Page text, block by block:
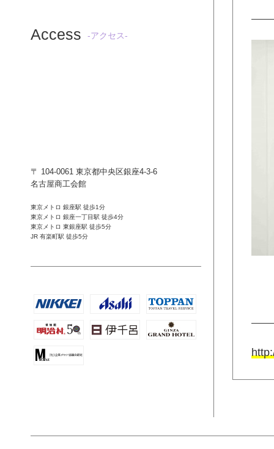
Access -アクセス-
〒 104-0061 東京都中央区銀座4-3-6
名古屋商工会館
東京メトロ 銀座駅 徒歩1分
東京メトロ 銀座一丁目駅 徒歩4分
東京メトロ 東銀座駅 徒歩5分
JR 有楽町駅 徒歩5分